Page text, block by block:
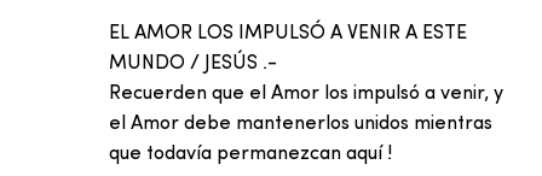
EL AMOR LOS IMPULSÓ A VENIR A ESTE
MUNDO / JESÚS .-
Recuerden que el Amor los impulsó a venir, y
el Amor debe mantenerlos unidos mientras
que todavía permanezcan aquí !